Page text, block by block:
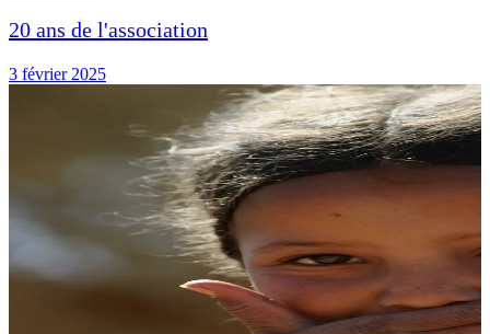
20 ans de l'association
3 février 2025